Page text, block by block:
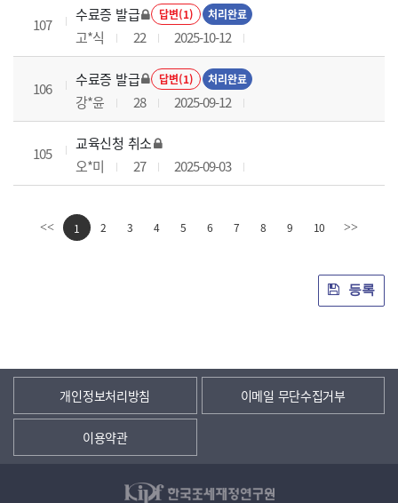
107
수료증 발급 답변(1) 처리완료
고*식 22 2025-10-12
106
수료증 발급 답변(1) 처리완료
강*윤 28 2025-09-12
105
교육신청 취소
오*미
27 2025-09-03
<< 1 2 3 4 5 6 7 8 9 10 >>
등록
개인정보처리방침 이메일 무단수집거부
이용약관